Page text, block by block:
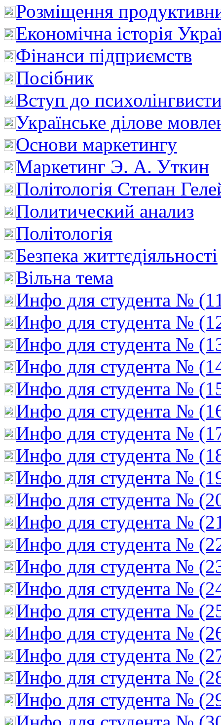
Розміщення
Економічна історія
Фінанси підприємств
Посібник
Вступ до
Українське ділове
Основи маркетингу
Маркетинг Э. А. Уткин
Політологія Степан
Политический анализ
Політологія
Безпека життєдіяльності
Вільна тема
Инфо для студента №
Инфо для студента №
Инфо для студента №
Инфо для студента №
Инфо для студента №
Инфо для студента №
Инфо для студента №
Инфо для студента №
Инфо для студента №
Инфо для студента №
Инфо для студента №
Инфо для студента №
Инфо для студента №
Инфо для студента №
Инфо для студента №
Инфо для студента №
Инфо для студента №
Инфо для студента №
Инфо для студента №